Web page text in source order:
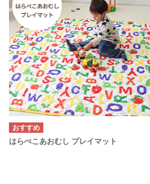
はらぺこあおむし プレイマット